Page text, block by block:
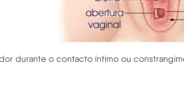
durante o contacto íntimo ou